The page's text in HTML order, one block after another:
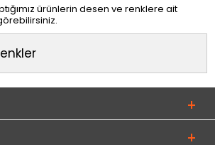
ürünlerin desen ve renklere ait